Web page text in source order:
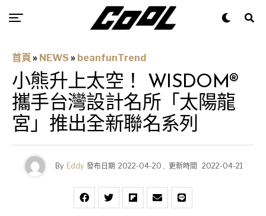
首頁 » NEWS » beanfunTrend
小熊升上太空！ WISDOM®
攜手台灣設計名所「太陽龍
宮」推出全新聯名系列
By Eddy 發布日期 2022-04-20 , 更新時間 2022-04-21